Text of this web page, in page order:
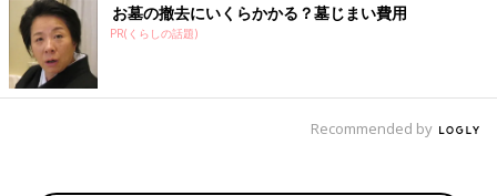
お墓の撤去にいくらかかる？墓じまい費用
PR(くらしの話題)
Recommended by